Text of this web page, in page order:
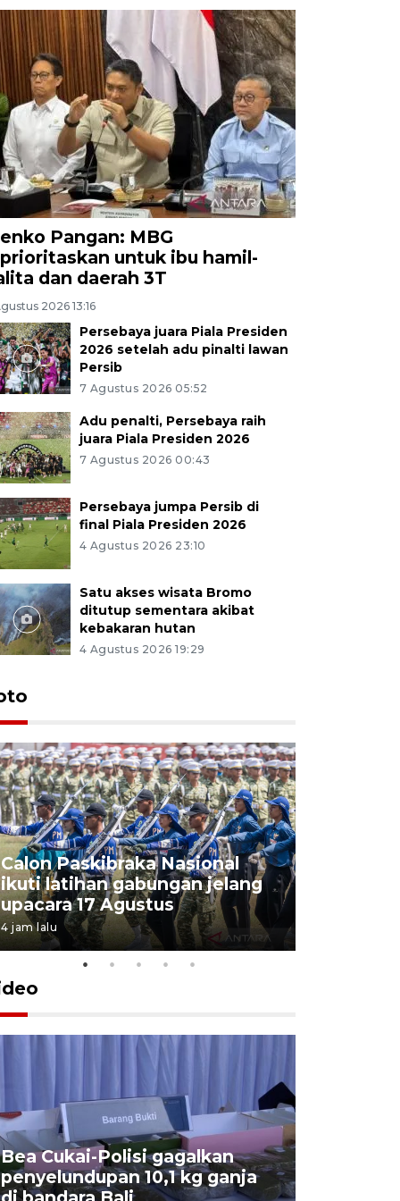
Pangan: MBG
untuk ibu hamil-
dan daerah 3T
2026 13:16
Persebaya juara Piala Presiden
2026 setelah adu pinalti lawan
Persib
7 Agustus 2026 05:52
Adu penalti, Persebaya raih
juara Piala Presiden 2026
7 Agustus 2026 00:43
Persebaya jumpa Persib di
final Piala Presiden 2026
4 Agustus 2026 23:10
Satu akses wisata Bromo
ditutup sementara akibat
kebakaran hutan
4 Agustus 2026 19:29
Calon Paskibraka Nasional
ikuti latihan gabungan jelang
upacara 17 Agustus
4 jam lalu
Bea Cukai-Polisi gagalkan
penyelundupan 10,1 kg ganja